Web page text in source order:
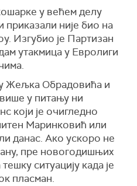
у већем делу
приказали није био на
Изгубио је Партизан
утакмица у Евролиги
Жељка Обрадовића и
у питању ни
који је очигледно
Маринковић или
данас. Ако ускоро не
пре новогодишњих
ситуацију када је
пласман.